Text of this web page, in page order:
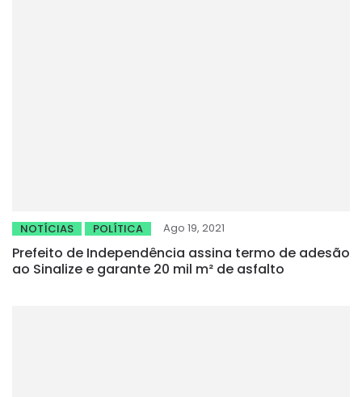
NOTÍCIAS POLÍTICA Ago 19, 2021
Prefeito de Independência assina termo de adesão
ao Sinalize e garante 20 mil m² de asfalto